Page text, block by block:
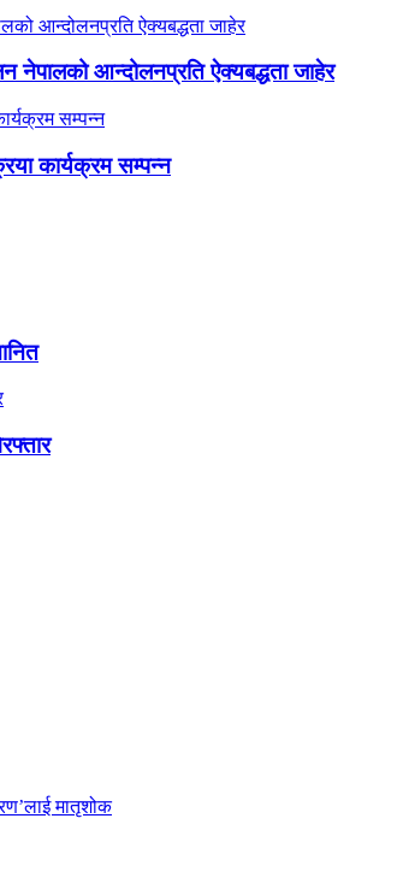
नेपालको आन्दोलनप्रति ऐक्यबद्धता जाहेर
कार्यक्रम सम्पन्न